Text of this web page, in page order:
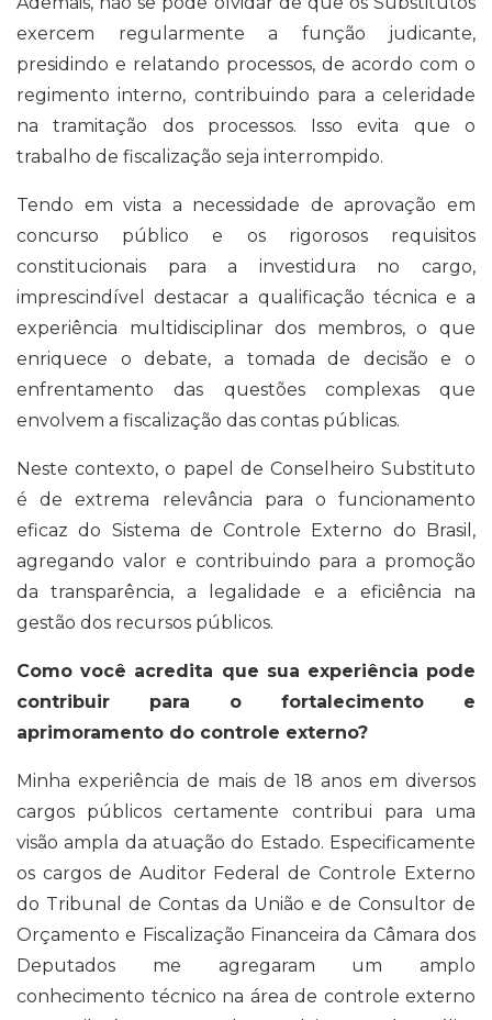
exercem regularmente a função judicante,
presidindo e relatando processos, de acordo com o
regimento interno, contribuindo para a celeridade
na tramitação dos processos. Isso evita que o
trabalho de fiscalização seja interrompido.
Tendo em vista a necessidade de aprovação em
concurso público e os rigorosos requisitos
constitucionais para a investidura no cargo,
imprescindível destacar a qualificação técnica e a
experiência multidisciplinar dos membros, o que
enriquece o debate, a tomada de decisão e o
enfrentamento das questões complexas que
envolvem a fiscalização das contas públicas.
Neste contexto, o papel de Conselheiro Substituto
é de extrema relevância para o funcionamento
eficaz do Sistema de Controle Externo do Brasil,
agregando valor e contribuindo para a promoção
da transparência, a legalidade e a eficiência na
gestão dos recursos públicos.
Como você acredita que sua experiência pode
contribuir para o fortalecimento e
aprimoramento do controle externo?
Minha experiência de mais de 18 anos em diversos
cargos públicos certamente contribui para uma
visão ampla da atuação do Estado. Especificamente
os cargos de Auditor Federal de Controle Externo
do Tribunal de Contas da União e de Consultor de
Orçamento e Fiscalização Financeira da Câmara dos
Deputados me agregaram um amplo
conhecimento técnico na área de controle externo